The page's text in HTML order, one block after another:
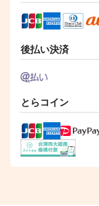
後払い決済
とらコイン